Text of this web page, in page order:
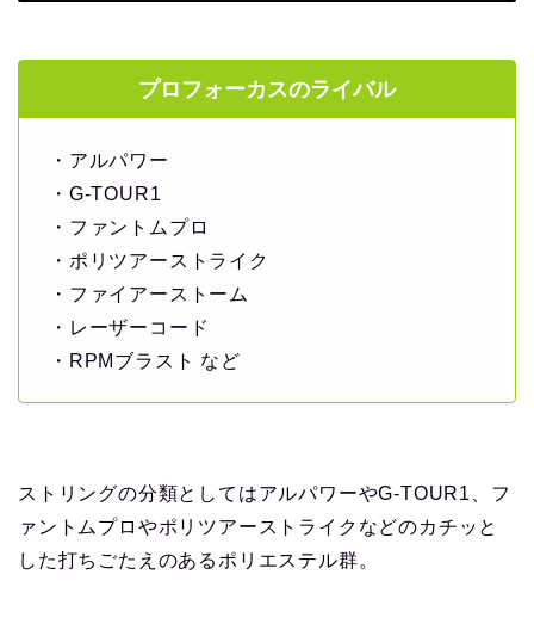
プロフォーカスのライバル
・アルパワー
・G-TOUR1
・ファントムプロ
・ポリツアーストライク
・ファイアーストーム
・レーザーコード
・RPMブラスト など
ストリングの分類としてはアルパワーやG-TOUR1、フ
ァントムプロやポリツアーストライクなどのカチッと
した打ちごたえのあるポリエステル群。